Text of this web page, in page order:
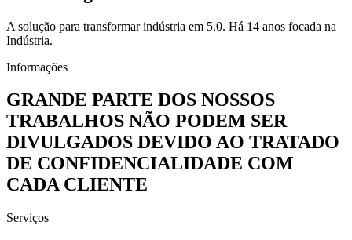
A solução para transformar indústria em 5.0. Há 14 anos focada na
Indústria.
Informações
GRANDE PARTE DOS NOSSOS
TRABALHOS NÃO PODEM SER
DIVULGADOS DEVIDO AO TRATADO
DE CONFIDENCIALIDADE COM
CADA CLIENTE
Serviços